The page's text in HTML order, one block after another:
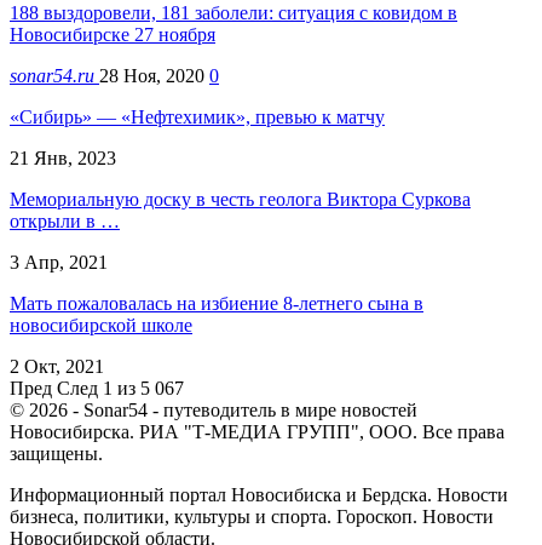
188 выздоровели, 181 заболели: ситуация с ковидом в
Новосибирске 27 ноября
sonar54.ru 28 Ноя, 2020 0
«Сибирь» — «Нефтехимик», превью к матчу
21 Янв, 2023
Мемориальную доску в честь геолога Виктора Суркова
открыли в …
3 Апр, 2021
Мать пожаловалась на избиение 8-летнего сына в
новосибирской школе
2 Окт, 2021
Пред След 1 из 5 067
© 2026 - Sonar54 - путеводитель в мире новостей
Новосибирска. РИА "Т-МЕДИА ГРУПП", ООО. Все права
защищены.
Информационный портал Новосибиска и Бердска. Новости
бизнеса, политики, культуры и спорта. Гороскоп. Новости
Новосибирской области.